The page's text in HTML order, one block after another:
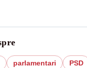
parlamentari PSD